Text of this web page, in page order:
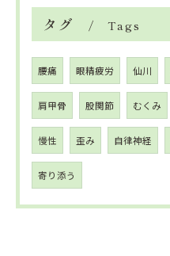
タグ Tags
腰痛 眼精疲労 仙川
肩甲骨 股関節 むくみ
慢性 歪み 自律神経
寄り添う